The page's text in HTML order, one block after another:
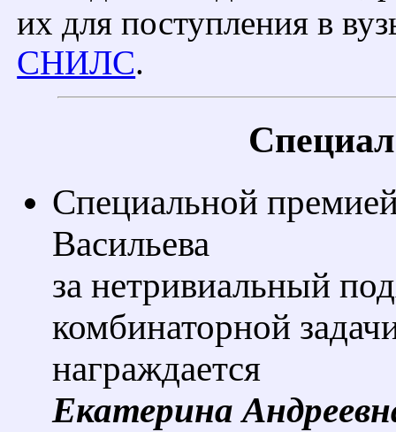
их для поступления в
СНИЛС.
Специальной
Васильева
за нетривиальный
комбинаторной
награждается
Екатерина